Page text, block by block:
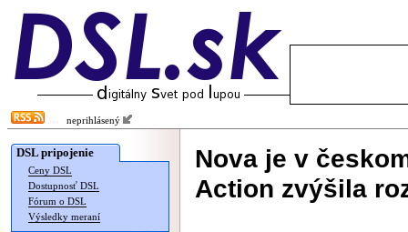
neprihlásený
DSL pripojenie
Ceny DSL
Dostupnosť DSL
Fórum o DSL
Výsledky meraní
Nova je v
Action zvýšila